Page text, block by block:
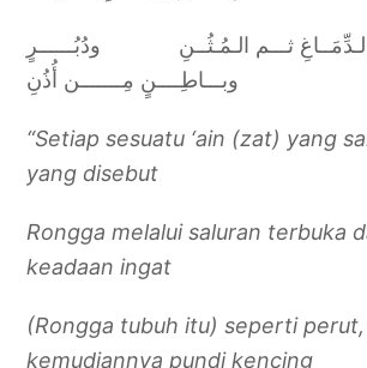
ثـــم الـمُـثُــنِ ودُبُــــــرٍ
وبـــاطِــــنٍ مِـــــــن أُذُنِ
“Setiap sesuatu ‘ain (zat) yang
yang disebut
Rongga melalui saluran terbuka
keadaan ingat
(Rongga tubuh itu) seperti
kemudiannya pundi kencing